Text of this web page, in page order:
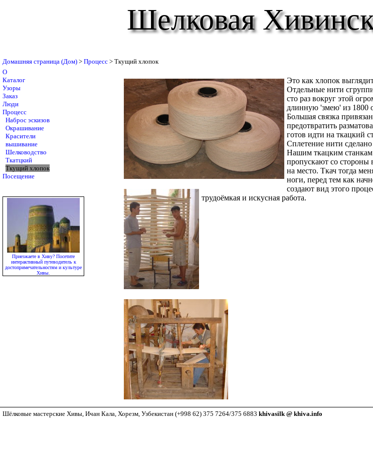
Шелковая
Домашняя страница (Дом) > Процесс > Ткущий хлопок
О
Каталог
Узоры
Заказ
Люди
Процесс
Наброс эскизов
Окрашивание
Красители
вышивание
Шелководство
Ткатцкий
Ткущий хлопок
Посещение
Приезжаете в Хиву? Посетите
интерактивный путеводитель к
достопримечательностям и культуре
Хивы.
Это как хлопок
Отдельные нити
сто раз вокруг этой
длинную 'змею' из 1800
Большая связка
предотвратить
готов идти на ткацкий
Сплетение нити
Нашим ткацким станкам
пропускают со стороны
на место. Ткач тогда
ноги, перед тем как
создают вид этого
трудоёмкая и искусная работа.
Шёлковые мастерские Хивы, Ичан Кала, Хорезм, Узбекистан (+998 62) 375 7264/375 6883 khivasilk @ khiva.info